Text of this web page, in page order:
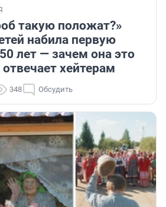
такую положат?»
набила первую
лет — зачем она это
хейтерам
348 Обсудить